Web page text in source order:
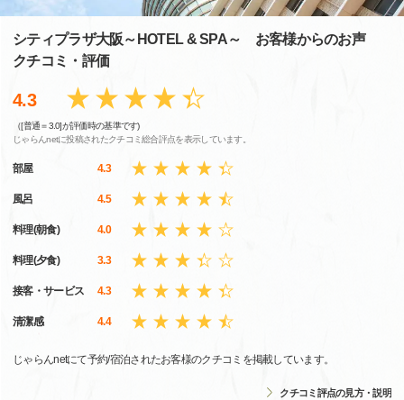
シティプラザ大阪～HOTEL & SPA～ お客様からのお声
クチコミ・評価
4.3
（[普通＝3.0]が評価時の基準です)
じゃらんnetに投稿されたクチコミ総合評点を表示しています。
部屋 4.3
風呂 4.5
料理(朝食) 4.0
料理(夕食) 3.3
接客・サービス 4.3
清潔感 4.4
じゃらんnetにて予約/宿泊されたお客様のクチコミを掲載しています。
クチコミ評点の見方・説明